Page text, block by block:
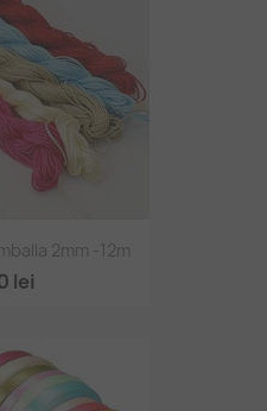
2mm -12m
lei